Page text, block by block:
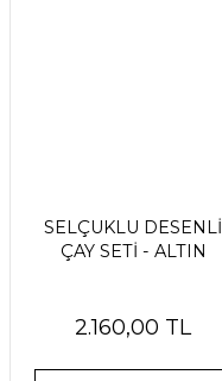
SELÇUKLU DESENLİ
ÇAY SETİ - ALTIN
2.160,00 TL